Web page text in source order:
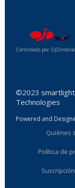
Controlado por
©2023
Technologies
Powered and
Quiénes
Política de